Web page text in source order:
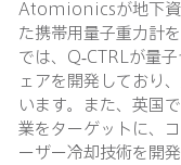
Atomionicsが地下資
た携帯用量子重力計
では、Q-CTRLが量
ェアを開発しており
います。また、英
業をターゲットに、
ーザー冷却技術を開発